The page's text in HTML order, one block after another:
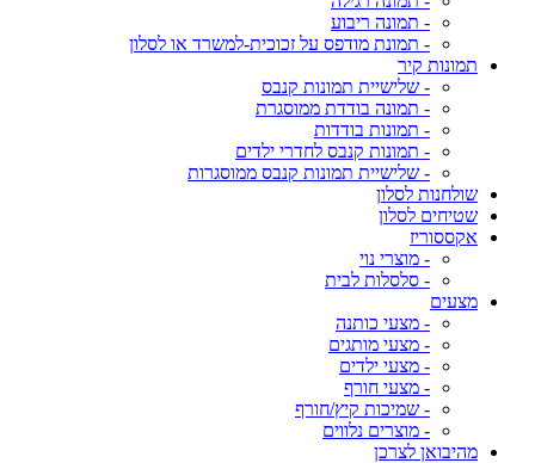
- תמונה ריבוע
- תמונת מודפס על זכוכית-למשרד או לסלון
תמונות קיר
- שלישיית תמונות קנבס
- תמונה בודדת ממוסגרת
- תמונות בודדות
- תמונות קנבס לחדרי ילדים
- שלישיית תמונות קנבס ממוסגרות
שולחנות לסלון
שטיחים לסלון
אקססוריז
- מוצרי נוי
- סלסלות לבית
מצעים
- מצעי כותנה
- מצעי מותגים
- מצעי ילדים
- מצעי חורף
- שמיכות קיץ/חורף
- מוצרים נלווים
מהיבואן לצרכן